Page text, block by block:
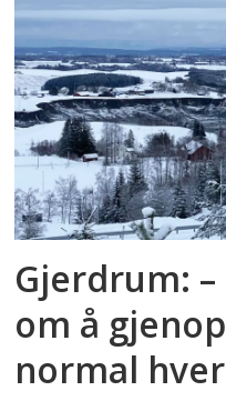
Gjerdrum:
om å
normal